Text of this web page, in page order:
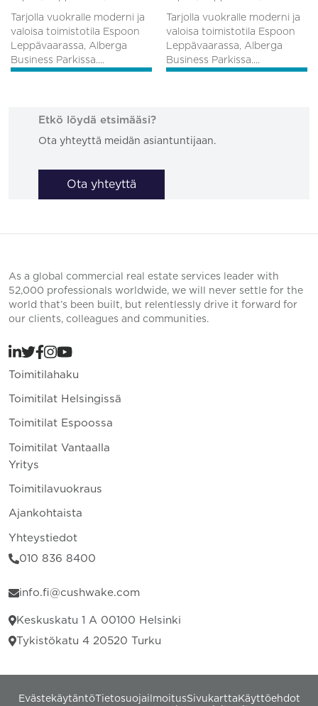
Tarjolla vuokralle moderni ja
valoisa toimistotila Espoon
Leppävaarassa, Alberga
Business Parkissa....
Tarjolla vuokralle moderni ja
valoisa toimistotila Espoon
Leppävaarassa, Alberga
Business Parkissa....
Etkö löydä etsimääsi?
Ota yhteyttä meidän asiantuntijaan.
Ota yhteyttä
As a global commercial real estate services leader with
52,000 professionals worldwide, we will never settle for the
world that’s been built, but relentlessly drive it forward for
our clients, colleagues and communities.
Toimitilahaku
Toimitilat Helsingissä
Toimitilat Espoossa
Toimitilat Vantaalla
Yritys
Toimitilavuokraus
Ajankohtaista
Yhteystiedot
010 836 8400
info.fi@cushwake.com
Keskuskatu 1 A 00100 Helsinki
Tykistökatu 4 20520 Turku
EvästekäytäntöTietosuojailmoitusSivukartta Käyttöehdot